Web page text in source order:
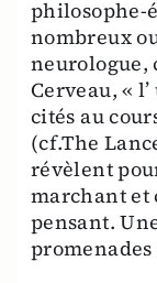
philosophe-
nombreux
neurologue,
Cerveau, «
cités au
(cf.The
révèlent
marchant et
pensant.
promenades